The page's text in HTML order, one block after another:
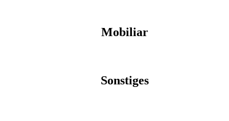
Mobiliar
Sonstiges